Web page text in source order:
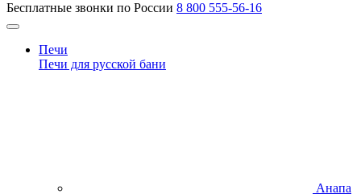
Бесплатные звонки по России 8 800 555-56-16
Печи
Печи для русской бани
Анапа